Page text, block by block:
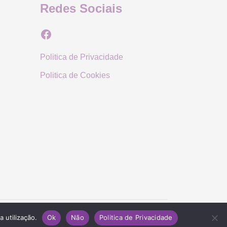
Redes Sociais
Facebook
Politica de Privacidade
Politica de Cookies
utilização. Ok Não Politica de Privacidade